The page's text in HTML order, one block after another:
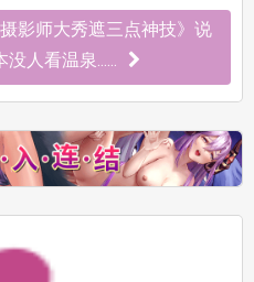
影师大秀遮三点神技》说
人看温泉……